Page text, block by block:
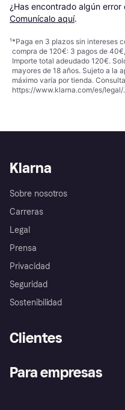
¿Has encontrado algún
Comunícalo aquí.
¹*Paga en 3 plazos sin intereses
compra de 120€: 3 pagos de
Importe total adeudado 120€.
mayores de 18 años. Sujeto a la
máximo varía por tienda.
https://www.klarna.com/es/legal/.
Klarna
Sobre nosotros
Carreras
Legal
Prensa
Privacidad
Seguridad
Sostenibilidad
Clientes
Inicio de sesión
Para empresas